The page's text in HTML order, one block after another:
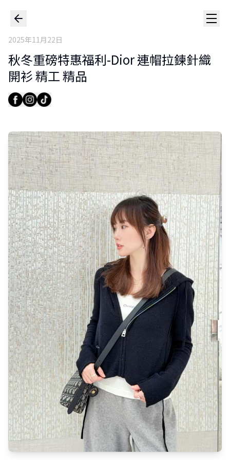
2025年11月22日
秋冬重磅特惠福利-Dior 連帽拉鍊針織
開衫 精工 精品